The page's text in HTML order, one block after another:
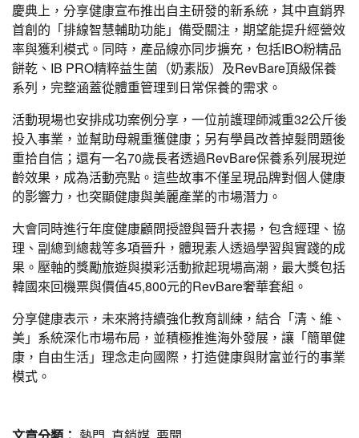
慶典上，分享健康宣布推出自主研發的新系統，其中直銷界
首創的「排線智慧輔助功能」備受關注，期望能提升經營效
率與獲利模式。同時，產品線亦同步擴充，包括IBO粉精品
餅乾、IB PRO精粹益生菌（奶素版）及RevBare頂級保養
系列，完整涵蓋從體重管理到日常保養的需求。
活動現場也安排成功案例分享，一位前護理師減重32公斤後
投入事業，並幫助母親重獲健康；另有學員改善掉髮問題後
重拾自信；還有一名70歲長者透過RevBare保養系列展現逆
齡效果，成為活動亮點。這些故事不僅呈現品牌對個人健康
的影響力，也突顯健康與美麗產業的市場潛力。
大會同時進行年度健康顧問授證與晉升表揚，包含經理、協
理、副總到總裁等多項晉升，體現素人透過學習與實踐的成
果。壓軸的獎勵旅遊與摸彩活動掀起現場高潮，最大獎包括
韓國來回機票與價值45,800元的RevBare奢華套組。
分享健康表示，未來將持續強化教育訓練，結合「清、維、
美」系統深化市場布局，並積極推進海外發展，讓「簡單健
康，自由生活」理念走向國際，打造健康與財富並行的事業
模式。